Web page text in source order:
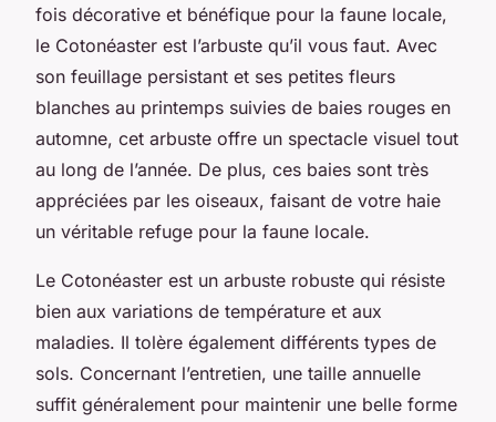
fois décorative et bénéfique pour la faune locale,
le Cotonéaster est l’arbuste qu’il vous faut. Avec
son feuillage persistant et ses petites fleurs
blanches au printemps suivies de baies rouges en
automne, cet arbuste offre un spectacle visuel tout
au long de l’année. De plus, ces baies sont très
appréciées par les oiseaux, faisant de votre haie
un véritable refuge pour la faune locale.
Le Cotonéaster est un arbuste robuste qui résiste
bien aux variations de température et aux
maladies. Il tolère également différents types de
sols. Concernant l’entretien, une taille annuelle
suffit généralement pour maintenir une belle forme